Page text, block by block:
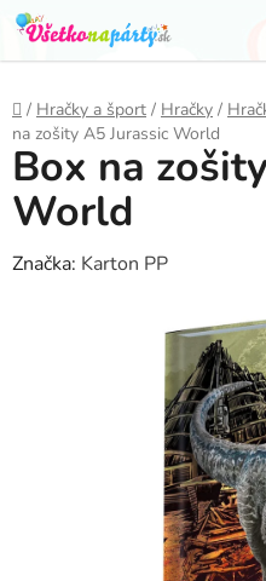
Prejsť
na
obsah
Domov
/ Hračky a šport / Hračky /
na zošity A5 Jurassic World
Box na
World
Značka: Karton PP